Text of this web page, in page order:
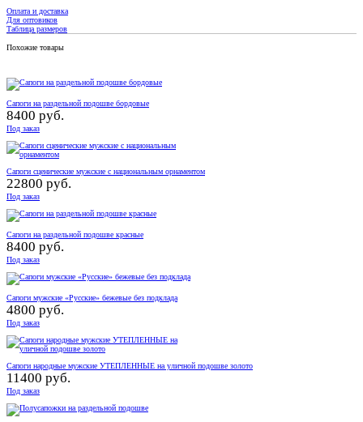
Оплата и доставка
Для оптовиков
Таблица размеров
Похожие товары
Сапоги на раздельной подошве бордовые
8400 руб.
Под заказ
Сапоги сценические мужские с национальным орнаментом
22800 руб.
Под заказ
Сапоги на раздельной подошве красные
8400 руб.
Под заказ
Сапоги мужские «Русские» бежевые без подклада
4800 руб.
Под заказ
Сапоги народные мужские УТЕПЛЕННЫЕ на уличной подошве золото
11400 руб.
Под заказ